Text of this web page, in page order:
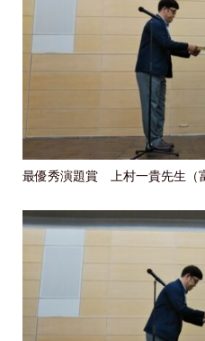
最優秀演題賞 上村一貴先生（